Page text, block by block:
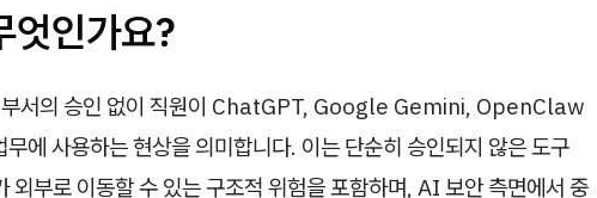
인가요?
부서의 승인 없이 직원이 ChatGPT, Google Gemini, OpenClaw
에 사용하는 현상을 의미합니다. 이는 단순히 승인되지 않은 도구
외부로 이동할 수 있는 구조적 위험을 포함하며, AI 보안 측면에서 중